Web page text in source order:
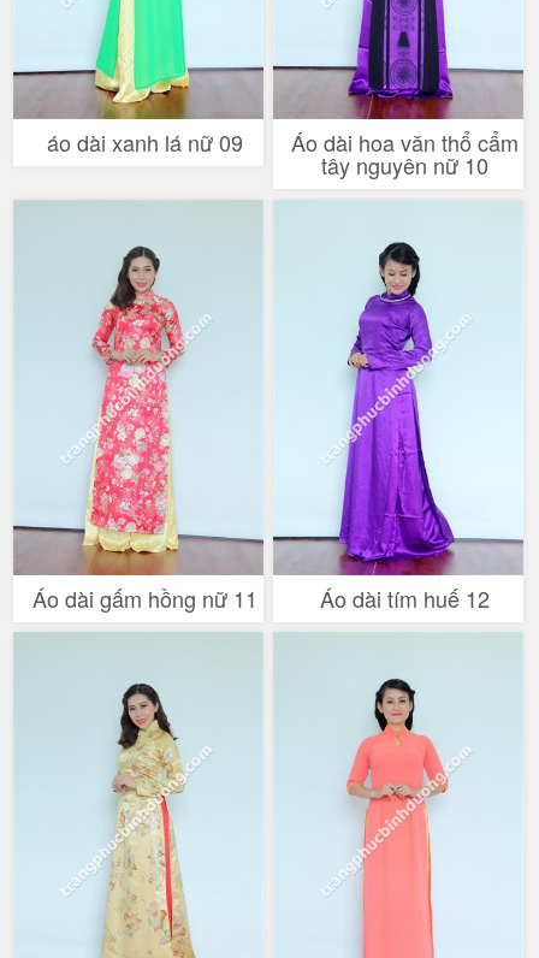
áo dài xanh lá nữ 09 Áo dài hoa văn thổ cẩm
tây nguyên nữ 10
Áo dài gấm hồng nữ 11 Áo dài tím huế 12